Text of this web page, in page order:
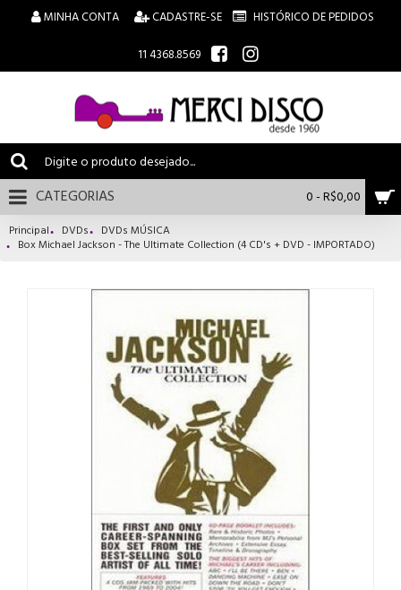
MINHA CONTA CADASTRE-SE
HISTÓRICO DE PEDIDOS
11 4368.8569
0 - R$0,00
CATEGORIAS
Principal DVDs
DVDs MÚSICA
Box Michael Jackson - The Ultimate Collection (4 CD's + DVD - IMPORTADO)